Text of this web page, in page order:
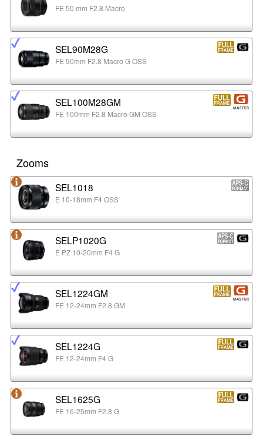
FE 50 mm F2.8 Macro
SEL90M28G
FE 90mm F2.8 Macro G OSS
SEL100M28GM
FE 100mm F2.8 Macro GM OSS
Zooms
SEL1018
E 10-18mm F4 OSS
SELP1020G
E PZ 10-20mm F4 G
SEL1224GM
FE 12-24mm F2.8 GM
SEL1224G
FE 12-24mm F4 G
SEL1625G
FE 16-25mm F2.8 G